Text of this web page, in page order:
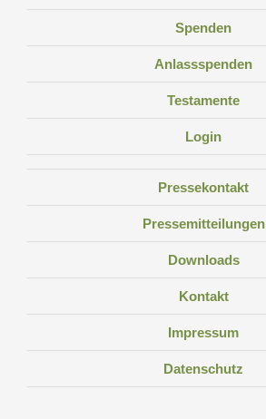
Spenden
Anlassspenden
Testamente
Login
Pressekontakt
Pressemitteilungen
Downloads
Kontakt
Impressum
Datenschutz